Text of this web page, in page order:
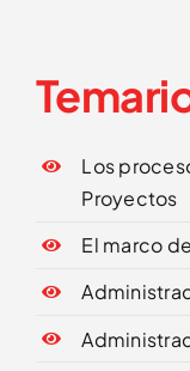
Los
Proyectos
El marco